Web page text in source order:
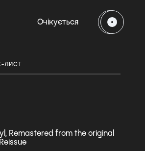
Очікується
ЛИСТ
Remastered from the original